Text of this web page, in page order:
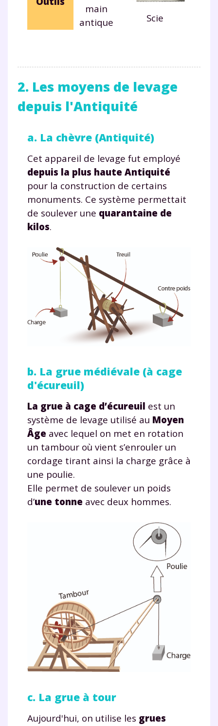
main
antique
Scie
2. Les moyens de levage
depuis l'Antiquité
a. La chèvre (Antiquité)
Cet appareil de levage fut employé
depuis la plus haute Antiquité
pour la construction de certains
monuments. Ce système permettait
de soulever une quarantaine de
kilos.
b. La grue médiévale (à cage
d'écureuil)
La grue à cage d’écureuil est un
système de levage utilisé au Moyen
Âge avec lequel on met en rotation
un tambour où vient s’enrouler un
cordage tirant ainsi la charge grâce à
une poulie.
Elle permet de soulever un poids
d’une tonne avec deux hommes.
c. La grue à tour
Aujourd'hui, on utilise les grues